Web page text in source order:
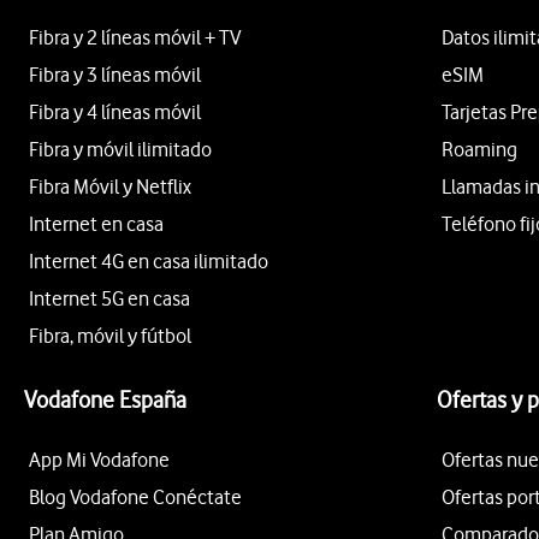
Fibra y 2 líneas móvil + TV
Fibra y 3 líneas móvil
Fibra y 4 líneas móvil
Fibra y móvil ilimitado
Fibra Móvil y Netflix
Internet en casa
Internet 4G en casa ilimitado
Internet 5G en casa
Fibra, móvil y fútbol
Datos
eSIM
Tarjetas
Roaming
Llamadas
Teléfono
Vodafone España
App Mi Vodafone
Blog Vodafone Conéctate
Plan Amigo
Ofertas y
Ofertas
Ofertas